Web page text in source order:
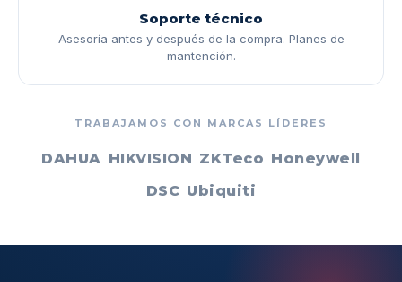
Soporte técnico
Asesoría antes y después de la compra. Planes de
mantención.
TRABAJAMOS CON MARCAS LÍDERES
DAHUA HIKVISION ZKTeco Honeywell
DSC Ubiquiti